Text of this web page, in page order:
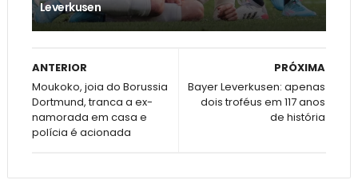
Leverkusen
PRÓXIMA
Bayer Leverkusen: apenas
dois troféus em 117 anos
de história
ANTERIOR
Moukoko, joia do Borussia
Dortmund, tranca a ex-
namorada em casa e
polícia é acionada